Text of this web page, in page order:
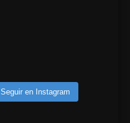
Seguir en Instagram